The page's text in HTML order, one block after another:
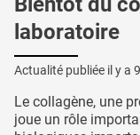
laboratoire
Actualité publiée il y a
Le collagène, une
joue un rôle